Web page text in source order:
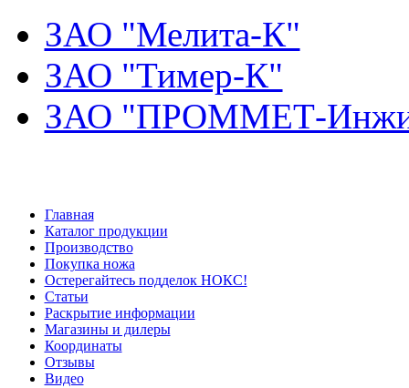
ЗАО "Мелита-К"
ЗАО "Тимер-К"
ЗАО "ПРОММЕТ-
Главная
Каталог продукции
Производство
Покупка ножа
Остерегайтесь подделок НОКС!
Статьи
Раскрытие информации
Магазины и дилеры
Координаты
Отзывы
Видео